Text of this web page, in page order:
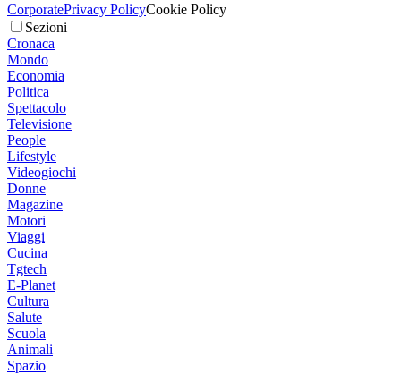
CorporatePrivacy PolicyCookie Policy
Sezioni
Cronaca
Mondo
Economia
Politica
Spettacolo
Televisione
People
Lifestyle
Videogiochi
Donne
Magazine
Motori
Viaggi
Cucina
Tgtech
E-Planet
Cultura
Salute
Scuola
Animali
Spazio